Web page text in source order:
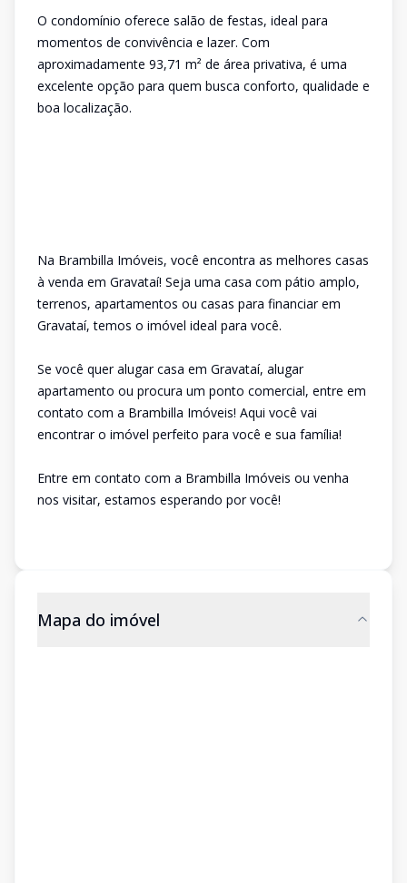
O condomínio oferece salão de festas, ideal para
momentos de convivência e lazer. Com
aproximadamente 93,71 m² de área privativa, é uma
excelente opção para quem busca conforto, qualidade e
boa localização.
Na Brambilla Imóveis, você encontra as melhores casas
à venda em Gravataí! Seja uma casa com pátio amplo,
terrenos, apartamentos ou casas para financiar em
Gravataí, temos o imóvel ideal para você.
Se você quer alugar casa em Gravataí, alugar
apartamento ou procura um ponto comercial, entre em
contato com a Brambilla Imóveis! Aqui você vai
encontrar o imóvel perfeito para você e sua família!
Entre em contato com a Brambilla Imóveis ou venha
nos visitar, estamos esperando por você!
Mapa do imóvel